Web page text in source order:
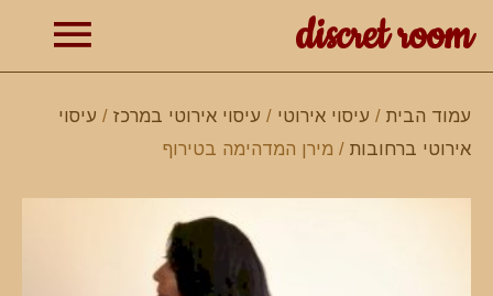
discret room
עמוד הבית / עיסוי אירוטי / עיסוי אירוטי במרכז / עיסוי
אירוטי ברחובות / מירן המדהימה בטירוף